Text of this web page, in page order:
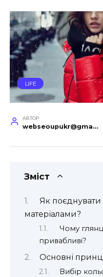
LIFE
АВТОР
webseoupukr@gmail.com
Зміст
Як поєднувати
матеріалами?
Чому
привабливі?
Основні
Вибір